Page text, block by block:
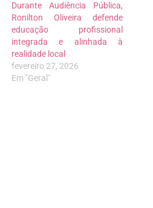
Durante Audiência Pública,
Ronilton Oliveira defende
educação profissional
integrada e alinhada à
realidade local
fevereiro 27, 2026
Em "Geral"